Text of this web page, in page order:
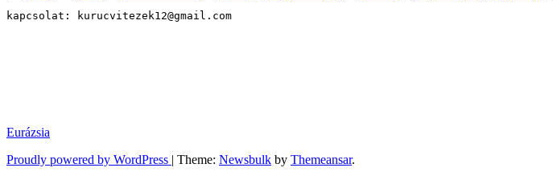
kapcsolat: kurucvitezek12@gmail.com
Eurázsia
Proudly powered by WordPress
Theme: Newsbulk by Themeansar.